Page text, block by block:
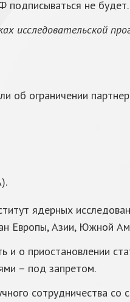
подписываться не будет.
исследовательской
об ограничении
ядерных
Европы, Азии, Южной
и о приостановлении
– под запретом.
сотрудничества